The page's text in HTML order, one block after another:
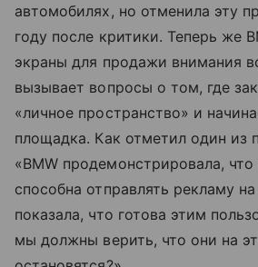
автомобилях, но отменила эту
году после критики. Теперь же
экраны для продажи внимания
вызывает вопросы о том, где
«личное пространство» и
площадка. Как отметил один из
«BMW продемонстрировала, что
способна отправлять рекламу
показала, что готова этим
мы должны верить, что они на